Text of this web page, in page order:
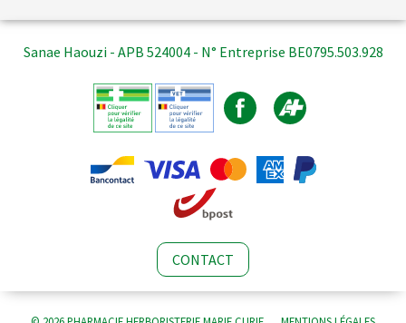
Sanae Haouzi - APB 524004 - N° Entreprise BE0795.503.928
CONTACT